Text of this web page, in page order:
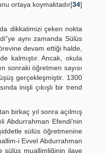
ortaya koymaktadır[34]
dikkatimizi çeken nokta
aynı zamanda Sülüs
devam ettiği halde,
kalmıştır. Ancak, okula
sonraki öğretmen sayısı
gerçekleşmiştir. 1300
inişli çıkışlı bir trend
birkaç yıl sonra açılmış
Abdurrahman Efendi'nin
sülüs öğretmenine
i Evvel Abdurrahman
sülüs muallimliğinin ilave